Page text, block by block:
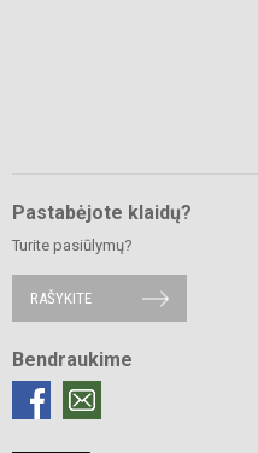
Pastabėjote klaidų?
Turite pasiūlymų?
RAŠYKITE
Bendraukime